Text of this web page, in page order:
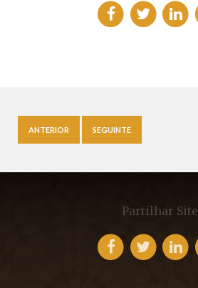
ANTERIOR SEGUINTE
Partilhar Site